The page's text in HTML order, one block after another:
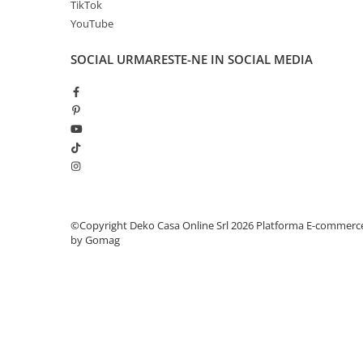
TikTok
YouTube
SOCIAL URMARESTE-NE IN SOCIAL MEDIA
©Copyright Deko Casa Online Srl 2026 Platforma E-
by Gomag